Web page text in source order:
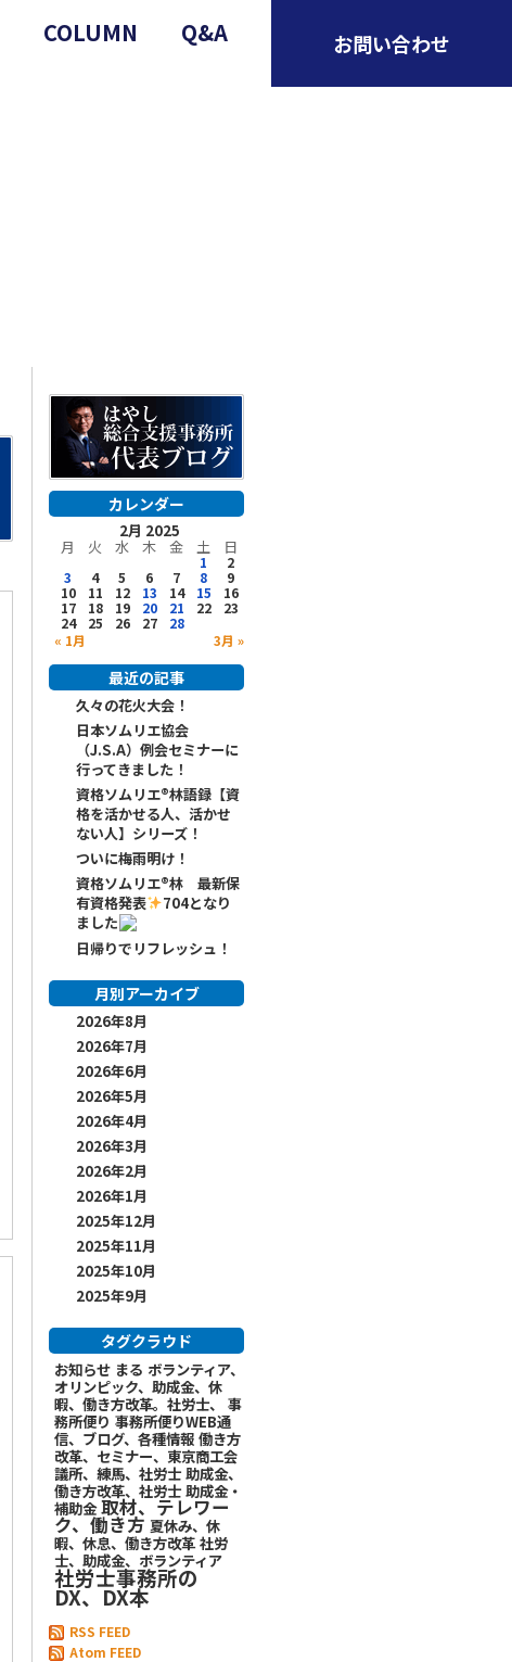
COLUMN Q&A お問い合わせ
カレンダー
2月 2025
月 火 水 木 金 土 日
« 1月 3月 »
1
2
3
4 5 6 7 8
9
10
11 12 13 14 15
16
17
18 19 20 21 22
23
24
25 26 27 28
最近の記事
久々の花火大会！
日本ソムリエ協会
（J.S.A）例会セミナーに
行ってきました！
資格ソムリエ®️林語録【資
格を活かせる人、活かせ
ない人】シリーズ！
ついに梅雨明け！
資格ソムリエ®️林 最新保
有資格発表
704となり
ました
日帰りでリフレッシュ！
月別アーカイブ
2026年8月
2026年7月
2026年6月
2026年5月
2026年4月
2026年3月
2026年2月
2026年1月
2025年12月
2025年11月
2025年10月
2025年9月
タグクラウド
お知らせ まる ボランティア、
オリンピック、助成金、休
暇、働き方改革。社労士、
事
務所便り 事務所便りWEB通
信、ブログ、各種情報 働き方
改革、セミナー、東京商工会
議所、練馬、社労士 助成金、
働き方改革、社労士 助成金・
補助金 取材、テレワー
ク、働き方 夏休み、休
暇、休息、働き方改革 社労
士、助成金、ボランティア
社労士事務所の
DX、DX本
RSS FEED
Atom FEED